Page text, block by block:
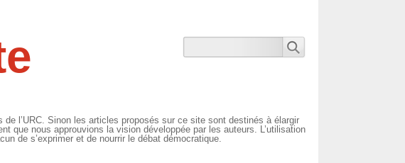
l’URC. Sinon les articles proposés sur ce site sont destinés à élargir
que nous approuvions la vision développée par les auteurs. L’utilisation
de s’exprimer et de nourrir le débat démocratique.